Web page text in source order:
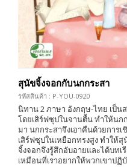
สุนัขจิ้งจอกกับนกกระสา
รหัสสินค้า : P-YOU-0920
นิทาน 2 ภาษา อังกฤษ-ไทย เป็น
โดยเสิร์ฟซุปในจานตื้น ทำให้นก
มา นกกระสาจึงเอาคืนด้วยการ
เสิร์ฟซุปในเหยือกทรงสูง ทำใ
จิ้งจอกจึงรู้สึกอับอายและได้บท
เหมือนที่เราอยากให้พวกเขาปฏิ